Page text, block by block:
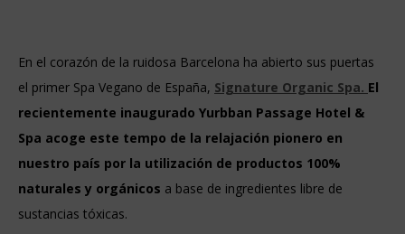
En el corazón de la ruidosa Barcelona ha abierto sus puertas
el primer Spa Vegano de España, Signature Organic Spa. El
recientemente inaugurado Yurbban Passage Hotel &
Spa acoge este tempo de la relajación pionero en
nuestro país por la utilización de productos 100%
naturales y orgánicos a base de ingredientes libre de
sustancias tóxicas.